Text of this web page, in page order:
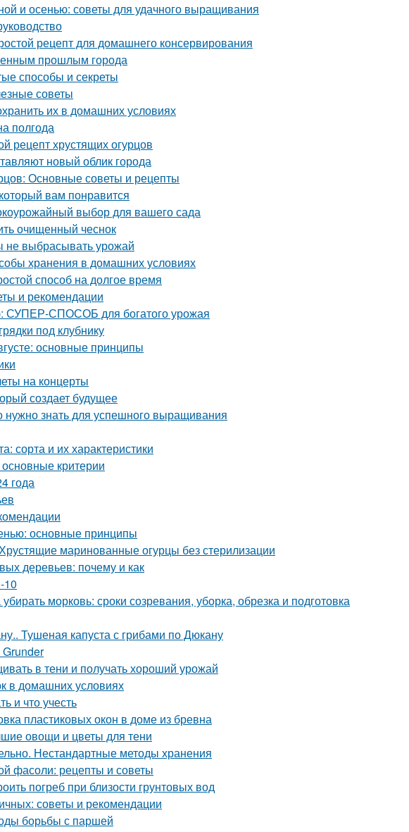
и осенью: советы для удачного выращивания
рецепт для домашнего консервирования
прошлым города
способы и секреты
советы
их в домашних условиях
полгода
рецепт хрустящих огурцов
новый облик города
Основные советы и рецепты
вам понравится
выбор для вашего сада
очищенный чеснок
не выбрасывать урожай
хранения в домашних условиях
способ на долгое время
и рекомендации
СУПЕР-СПОСОБ для богатого урожая
под клубнику
основные принципы
на концерты
создает будущее
нужно знать для успешного выращивания
сорта и их характеристики
критерии
года
основные принципы
маринованные огурцы без стерилизации
деревьев: почему и как
10
морковь: сроки созревания, уборка, обрезка и подготовка
Тушеная капуста с грибами по Дюкану
в тени и получать хороший урожай
в домашних условиях
и что учесть
пластиковых окон в доме из бревна
овощи и цветы для тени
Нестандартные методы хранения
фасоли: рецепты и советы
погреб при близости грунтовых вод
советы и рекомендации
борьбы с паршей